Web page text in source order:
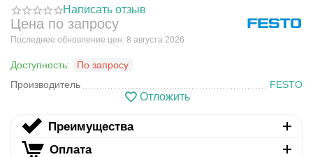
Написать отзыв
Цена по запросу
Последнее обновление цен: 8 августа 2026
Доступность:
По запросу
Производитель
FESTO
Отложить
Преимущества
Оплата